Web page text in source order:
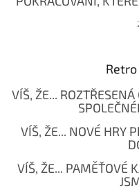
VÍŠ, ŽE...
VÍŠ, ŽE... NOVÉ HRY
VÍŠ, ŽE... PAMĚŤOVÉ